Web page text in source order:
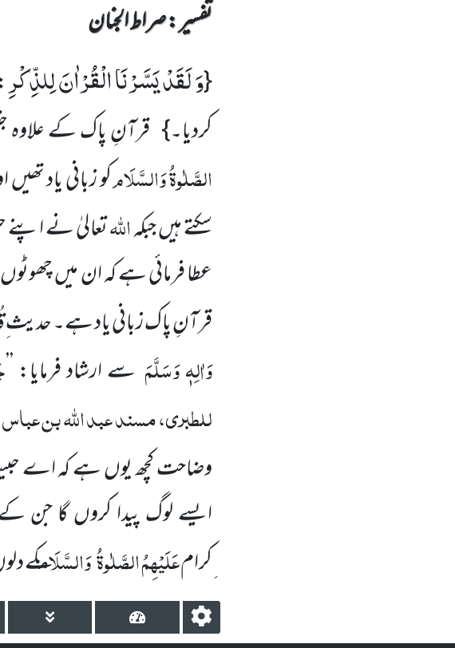
تفسیر : ‎صراط الجنان
{وَ لَقَدْ یَسَّرْنَا الْقُرْاٰنَ لِلذِّكْرِ
کردیا۔} قرآنِ پاک کے علاوہ
الصَّلٰوۃُ وَالسَّلَامکو زبانی یاد
سکتے ہیں جبکہاللہتعالیٰ نے
عطا فرمائی ہے کہ ان میں
قرآنِ پاک زبانی یاد ہے۔
وَاٰلِہٖ وَسَلَّمَ سےارشاد فرمایا: ’’
للطبری، مسند عبد اللّٰہ بن
وضاحت کچھ یوں ہے کہ اے
ایسے لوگ پیدا کروں گا جن
ِکرامعَلَیْہِمُ الصَّلٰوۃُوَالسَّلَامکے